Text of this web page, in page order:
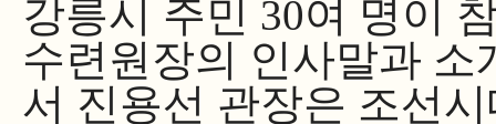
강릉시 주민 30여 명이
수련원장의 인사말과 소
서 진용선 관장은 조선